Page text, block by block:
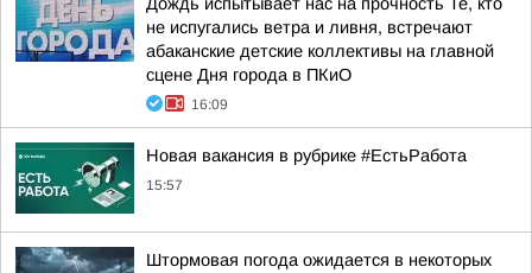
не испугались ветра и ливня, встречают
абаканские детские коллективы на главной
сцене Дня города в ПКиО
16:09
Новая вакансия в рубрике #ЕстьРабота
15:57
Штормовая погода ожидается в некоторых